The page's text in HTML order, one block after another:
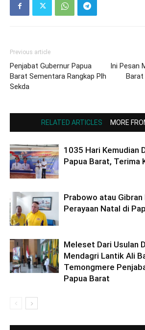
Previous article
Penjabat Gubernur Papua
Barat Sementara Rangkap Plh
Sekda
Ini Pesan
Barat
RELATED ARTICLES MORE
1035 Hari Kemudian
Papua Barat, Terima
Prabowo atau Gibran
Perayaan Natal di
Meleset Dari Usulan
Mendagri Lantik Ali
Temongmere
Papua Barat